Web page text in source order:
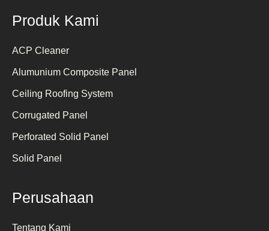
Produk Kami
ACP Cleaner
Alumunium Composite Panel
Ceiling Roofing System
Corrugated Panel
Perforated Solid Panel
Solid Panel
Perusahaan
Tentang Kami